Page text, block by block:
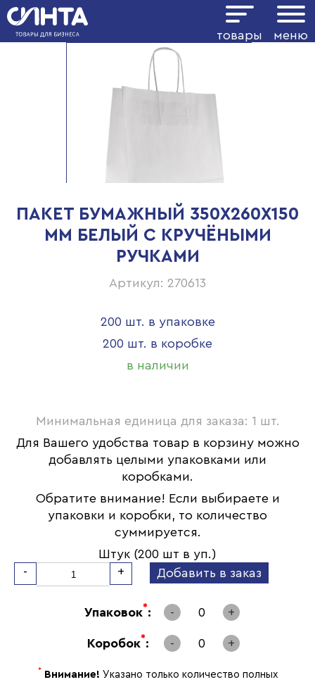
товары меню
ПАКЕТ БУМАЖНЫЙ 350Х260Х150
ММ БЕЛЫЙ С КРУЧЁНЫМИ
РУЧКАМИ
Артикул: 270613
200 шт. в упаковке
200 шт. в коробке
в наличии
Минимальная единица для заказа: 1 шт.
Для Вашего удобства товар в корзину можно
добавлять целыми упаковками или
коробками.
Обратите внимание! Если выбираете и
упаковки и коробки, то количество
суммируется.
Штук (200 шт в уп.)
-
+ Добавить в заказ
Упаковок*: - 0 +
Коробок*: - 0 +
* Внимание! Указано только количество полных